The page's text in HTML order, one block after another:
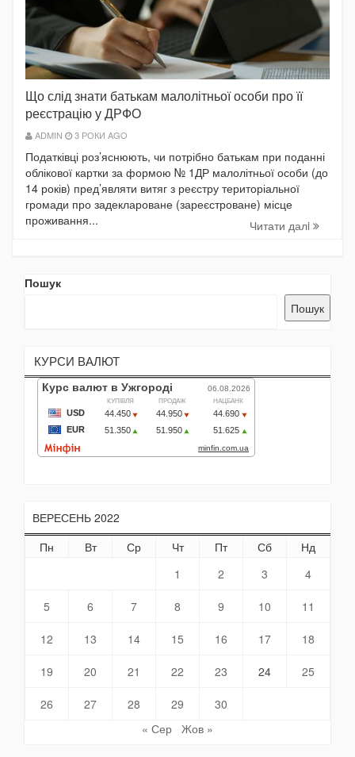
Що слід знати батькам малолітньої особи про її
реєстрацію у ДРФО
ADMIN 3 РОКИ AGO
Податківці роз’яснюють, чи потрібно батькам при поданні
облікової картки за формою № 1ДР малолітньої особи (до
14 років) пред’являти витяг з реєстру територіальної
громади про задеклароване (зареєстроване) місце
проживання...
Читати далi
Пошук
Пошук
КУРСИ ВАЛЮТ
ВЕРЕСЕНЬ 2022
Пн
Вт Ср Чт Пт Сб
Нд
1
2 3 4
5 6 7 8 9 10 11
12 13 14 15 16 17 18
19 20 21 22 23 24 25
26 27 28 29
30
« Сер Жов »